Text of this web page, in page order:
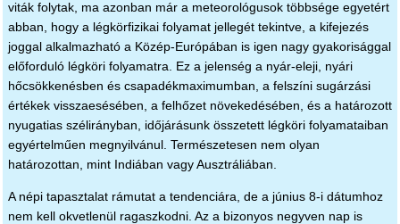
viták folytak, ma azonban már a meteorológusok többsége egyetért
abban, hogy a légkörfizikai folyamat jellegét tekintve, a kifejezés
joggal alkalmazható a Közép-Európában is igen nagy gyakorisággal
előforduló légköri folyamatra. Ez a jelenség a nyár-eleji, nyári
hőcsökkenésben és csapadékmaximumban, a felszíni sugárzási
értékek visszaesésében, a felhőzet növekedésében, és a határozott
nyugatias szélirányban, időjárásunk összetett légköri folyamataiban
egyértelműen megnyilvánul. Természetesen nem olyan
határozottan, mint Indiában vagy Ausztráliában.
A népi tapasztalat rámutat a tendenciára, de a június 8-i dátumhoz
nem kell okvetlenül ragaszkodni. Az a bizonyos negyven nap is